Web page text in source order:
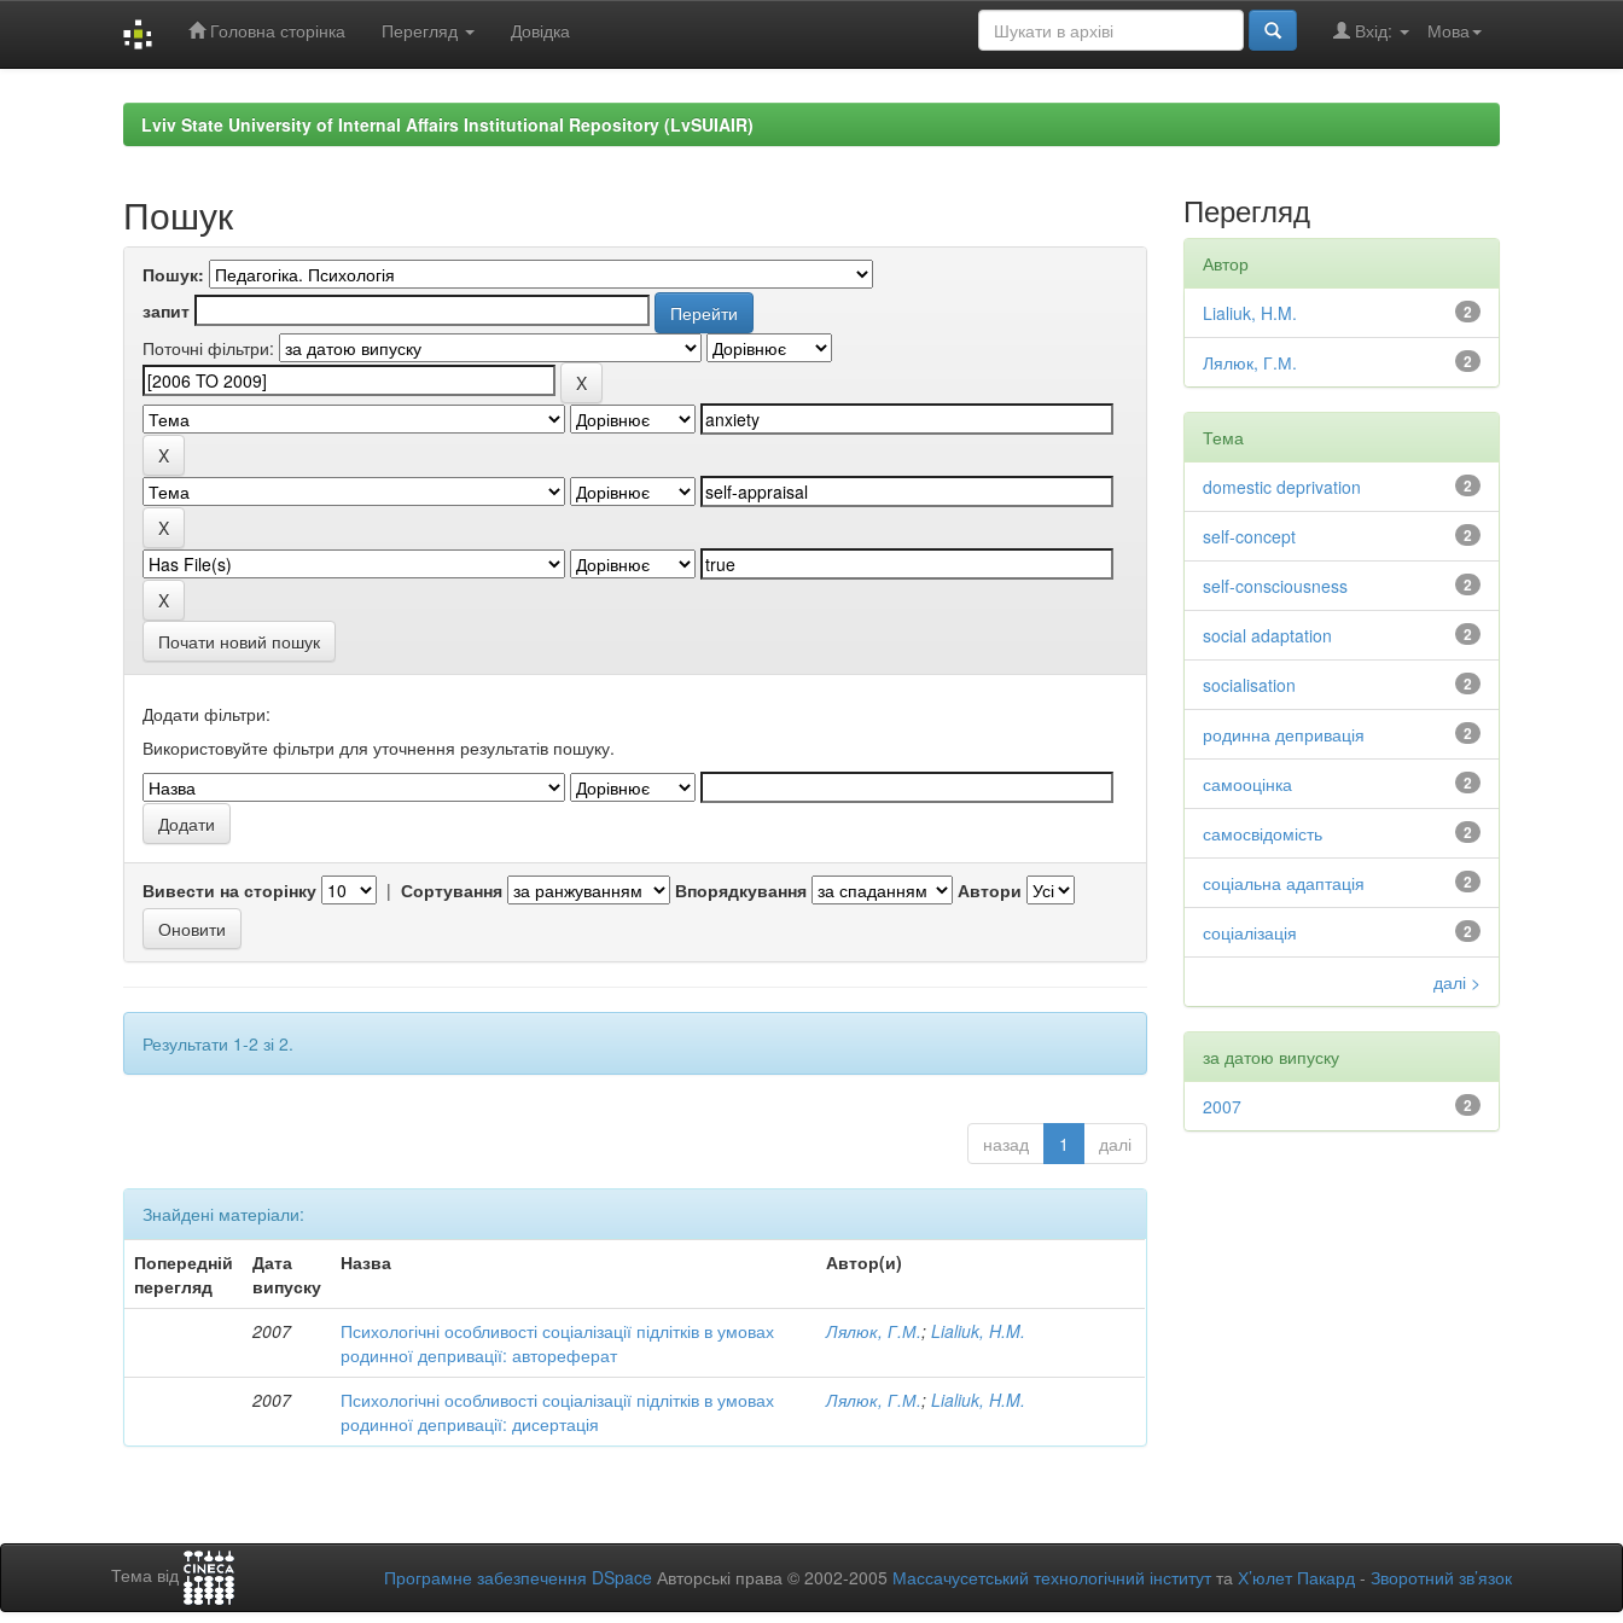
Головна сторінка Перегляд Довідка Мова
Вхід:
Lviv State University of Internal Affairs Institutional Repository (LvSUIAIR)
Пошук
Пошук:
запит
Поточні фільтри:
Почати новий пошук
Додати фільтри:
Використовуйте фільтри для уточнення результатів пошуку.
Вивести на сторінку | Сортування Впорядкування Автори
Результати 1-2 зі 2.
назад 1 далі
Знайдені матеріали:
Попередній
перегляд
Дата
випуску
Назва Автор(и)
2007
Психологічні особливості соціалізації підлітків в умовах
родинної депривації: автореферат
Лялюк, Г.М.;Lialiuk, H.M.
2007
Психологічні особливості соціалізації підлітків в умовах
родинної депривації: дисертація
Лялюк, Г.М.;Lialiuk, H.M.
Перегляд
Автор
2
Lialiuk, H.M.
2
Лялюк, Г.М.
Тема
2
domestic deprivation
2
self-concept
2
self-consciousness
2
social adaptation
2
socialisation
2
родинна депривація
2
самооцінка
2
самосвідомість
2
соціальна адаптація
2
соціалізація
далі >
за датою випуску
2
2007
Тема від Програмне забезпечення DSpace Авторські права © 2002-2005 Массачусетський технологічний інститутта Х’юлет Пакард - Зворотний зв’язок